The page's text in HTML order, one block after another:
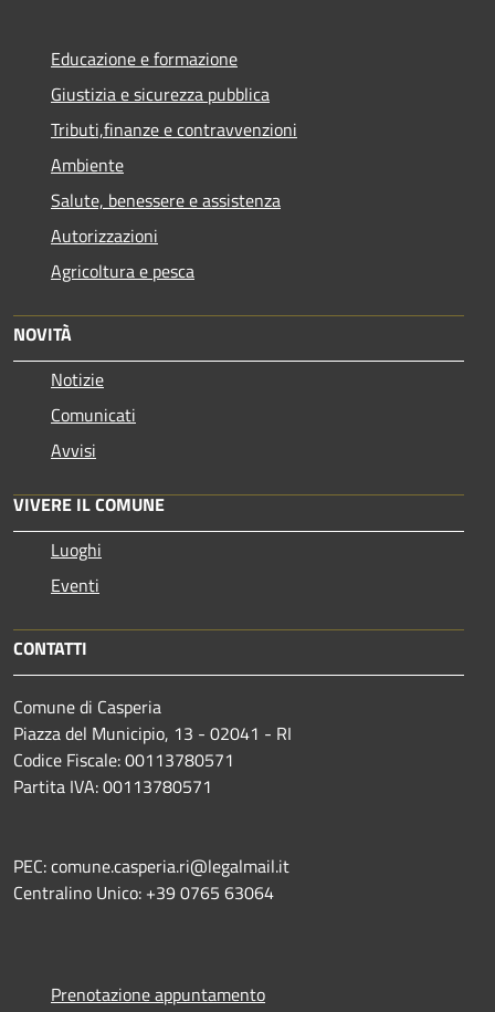
Educazione e formazione
Giustizia e sicurezza pubblica
Tributi,finanze e contravvenzioni
Ambiente
Salute, benessere e assistenza
Autorizzazioni
Agricoltura e pesca
NOVITÀ
Notizie
Comunicati
Avvisi
VIVERE IL COMUNE
Luoghi
Eventi
CONTATTI
Comune di Casperia
Piazza del Municipio, 13 - 02041 - RI
Codice Fiscale: 00113780571
Partita IVA: 00113780571
PEC: comune.casperia.ri@legalmail.it
Centralino Unico: +39 0765 63064
Prenotazione appuntamento